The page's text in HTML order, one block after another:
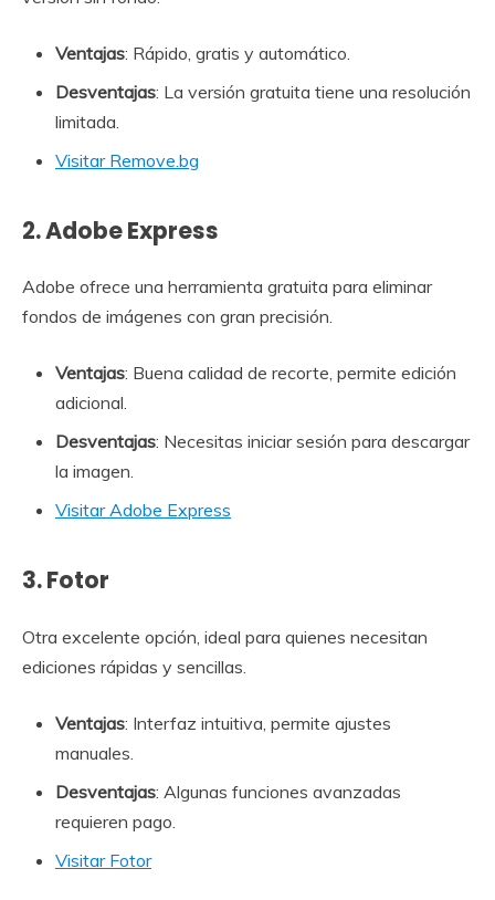
Ventajas: Rápido, gratis y automático.
Desventajas: La versión gratuita tiene una resolución
limitada.
Visitar Remove.bg
2.Adobe Express
Adobe ofrece una herramienta gratuita para eliminar
fondos de imágenes con gran precisión.
Ventajas: Buena calidad de recorte, permite edición
adicional.
Desventajas: Necesitas iniciar sesión para descargar
la imagen.
Visitar Adobe Express
3.Fotor
Otra excelente opción, ideal para quienes necesitan
ediciones rápidas y sencillas.
Ventajas: Interfaz intuitiva, permite ajustes
manuales.
Desventajas: Algunas funciones avanzadas
requieren pago.
Visitar Fotor